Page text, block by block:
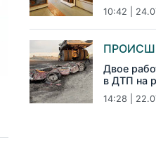
10:42 |
Двое
в ДТП на
14:28 |